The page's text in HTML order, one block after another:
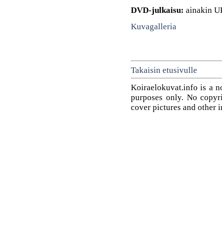
DVD-julkaisu: ainakin
Kuvagalleria
Takaisin etusivulle
Koiraelokuvat.info is a
purposes only. No
cover pictures and other